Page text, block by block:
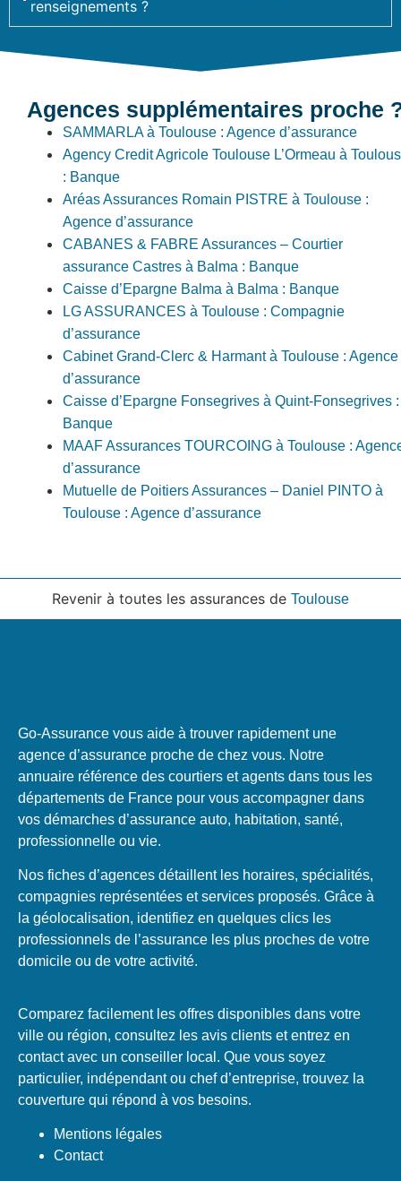
renseignements ?
Agences supplémentaires proche
SAMMARLA à Toulouse : Agence d’assurance
Agency Credit Agricole Toulouse L’Ormeau à
: Banque
Aréas Assurances Romain PISTRE à Toulouse :
Agence d’assurance
CABANES & FABRE Assurances – Courtier
assurance Castres à Balma : Banque
Caisse d’Epargne Balma à Balma : Banque
LG ASSURANCES à Toulouse : Compagnie
d’assurance
Cabinet Grand-Clerc & Harmant à Toulouse : Agence
d’assurance
Caisse d’Epargne Fonsegrives à Quint-Fonsegrives :
Banque
MAAF Assurances TOURCOING à Toulouse :
d’assurance
Mutuelle de Poitiers Assurances – Daniel PINTO à
Toulouse : Agence d’assurance
Revenir à toutes les assurances de Toulouse
Go-Assurance vous aide à trouver rapidement une
agence d’assurance proche de chez vous. Notre
annuaire référence des courtiers et agents dans tous les
départements de France pour vous accompagner dans
vos démarches d’assurance auto, habitation, santé,
professionnelle ou vie.
Nos fiches d’agences détaillent les horaires, spécialités,
compagnies représentées et services proposés. Grâce à
la géolocalisation, identifiez en quelques clics les
professionnels de l’assurance les plus proches de votre
domicile ou de votre activité.
Comparez facilement les offres disponibles dans votre
ville ou région, consultez les avis clients et entrez en
contact avec un conseiller local. Que vous soyez
particulier, indépendant ou chef d’entreprise, trouvez la
couverture qui répond à vos besoins.
Mentions légales
Contact